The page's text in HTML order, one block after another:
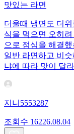
맛있는 라면
더울때 냉면도 더
식을 먹으면 오히
으로 점심을 해결
일반 라면하고 비
냐에 따라 맛이 달
지니5553287
조회수 16226.08.04